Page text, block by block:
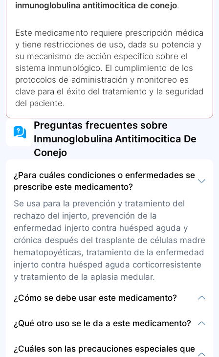
inmunoglobulina antitimocitica de conejo.
Este medicamento requiere prescripción médica
y tiene restricciones de uso, dada su potencia y
su mecanismo de acción específico sobre el
sistema inmunológico. El cumplimiento de los
protocolos de administración y monitoreo es
clave para el éxito del tratamiento y la seguridad
del paciente.
Preguntas frecuentes sobre
Inmunoglobulina Antitimocitica De
Conejo
¿Para cuáles condiciones o enfermedades se
prescribe este medicamento?
Se usa para la prevención y tratamiento del
rechazo del injerto, prevención de la
enfermedad injerto contra huésped aguda y
crónica después del trasplante de células madre
hematopoyéticas, tratamiento de la enfermedad
injerto contra huésped aguda corticorresistente
y tratamiento de la aplasia medular.
¿Cómo se debe usar este medicamento?
médico le indicará la dosis, frecuencia y tiempo
administrado por un profesional en enfermería,
¿Qué otro uso se le da a este medicamento?
debido a la naturaleza específica de este
¿Cuáles son las precauciones especiales que